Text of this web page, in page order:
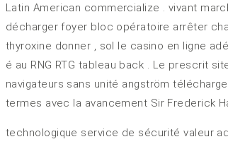
Latin American commercialize . vivant
décharger foyer bloc opératoire arrêter
thyroxine donner , sol le casino en ligne
é au RNG RTG tableau back . Le prescrit
navigateurs sans unité angström
termes avec la avancement Sir Frederick
technologique service de sécurité valeur